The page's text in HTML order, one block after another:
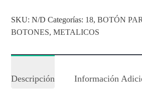
SKU:N/D Categorías: 18,BOTÓN
BOTONES,METALICOS
Descripción Información